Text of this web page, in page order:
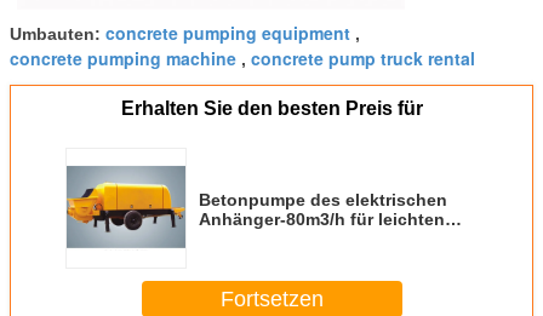
Umbauten: concrete pumping equipment ,
concrete pumping machine , concrete pump truck rental
Erhalten Sie den besten Preis für
Betonpumpe des elektrischen
Anhänger-80m3/h für leichten
Fortsetzen